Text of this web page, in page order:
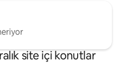
site içi konutlar